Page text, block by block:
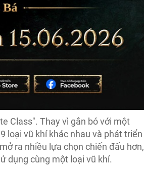
Class". Thay vì gắn bó với một
loại vũ khí khác nhau và phát triển
ra nhiều lựa chọn chiến đấu hơn,
dụng cùng một loại vũ khí.